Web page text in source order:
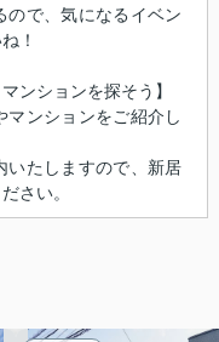
ので、気になるイベン
！
ンションを探そう】
マンションをご紹介し
いたしますので、新居
さい。